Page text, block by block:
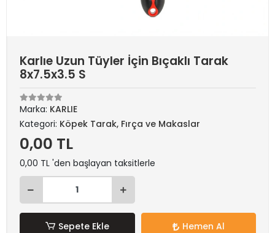
Karlıe Uzun Tüyler İçin Bıçaklı Tarak
8x7.5x3.5 S
Marka: KARLIE
Kategori: Köpek Tarak, Fırça ve Makaslar
0,00 TL
0,00 TL 'den başlayan taksitlerle
Sepete Ekle Hemen Al